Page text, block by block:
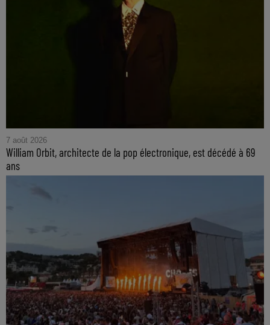
7 août 2026
William Orbit, architecte de la pop électronique, est décédé à 69
ans